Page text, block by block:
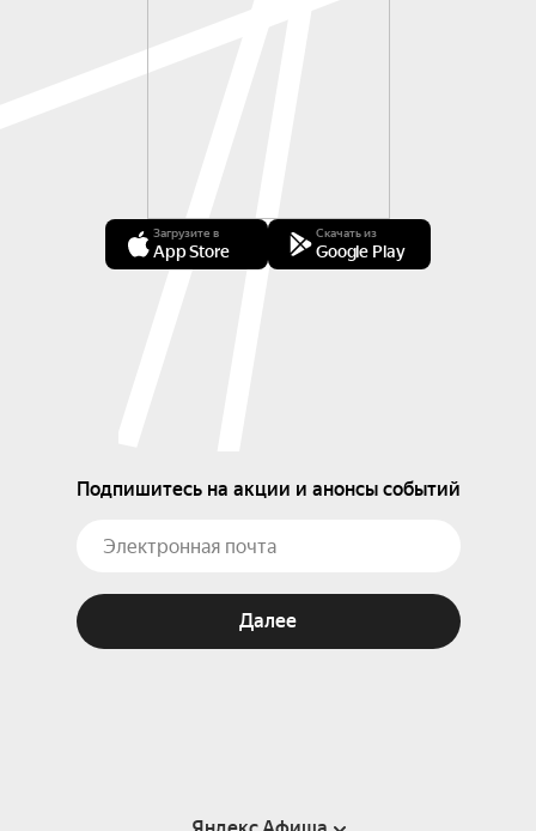
Загрузите в
App Store
Скачать из
Google Play
Подпишитесь на акции и анонсы событий
Далее